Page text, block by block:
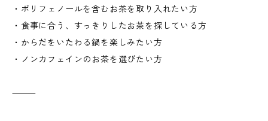
・ポリフェノールを含むお茶を取り入れたい方
・食事に合う、すっきりしたお茶を探している方
・からだをいたわる鍋を楽しみたい方
・ノンカフェインのお茶を選びたい方
⸻